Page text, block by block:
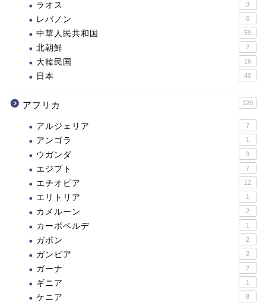
ラオス 3
レバノン 6
中華人民共和国 59
北朝鮮 2
大韓民国 16
日本 40
アフリカ 120
アルジェリア 7
アンゴラ 1
ウガンダ 3
エジプト 7
エチオピア 12
エリトリア 1
カメルーン 2
カーボベルデ 1
ガボン 2
ガンビア 2
ガーナ 2
ギニア 1
ケニア 8